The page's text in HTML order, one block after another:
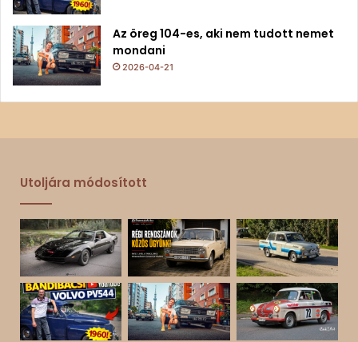
Az öreg 104-es, aki nem tudott nemet
mondani
2026-04-21
Utoljára módosított